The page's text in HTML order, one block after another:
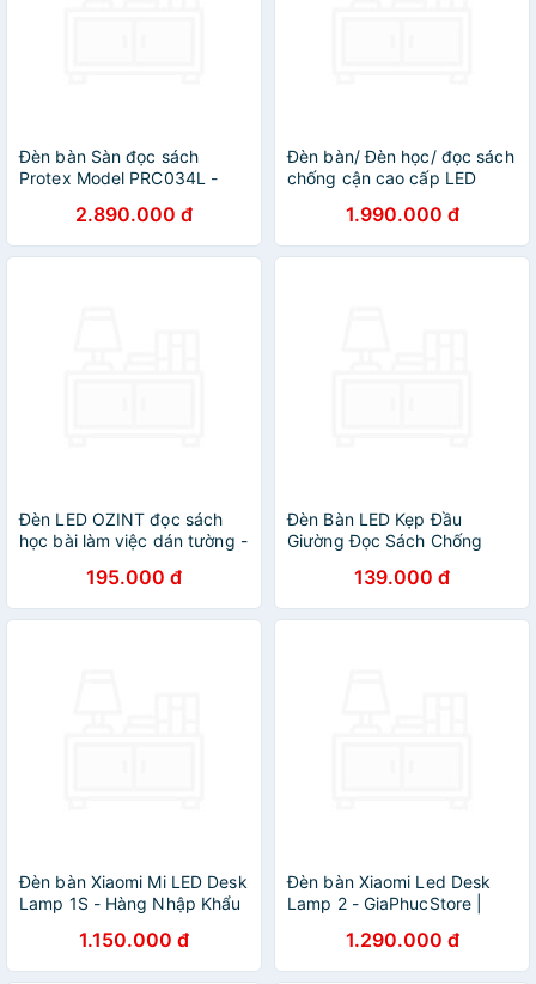
Đèn bàn Sàn đọc sách
Protex Model PRC034L -
2.890.000 đ
Đèn bàn/ Đèn học/ đọc sách
chống cận cao cấp LED
1.990.000 đ
Đèn LED OZINT đọc sách
học bài làm việc dán tường -
195.000 đ
Đèn Bàn LED Kẹp Đầu
Giường Đọc Sách Chống
Được Độ Sáng139.000 đ
Đèn bàn Xiaomi Mi LED Desk
Lamp 1S - Hàng Nhập Khẩu
1.150.000 đ
Đèn bàn Xiaomi Led Desk
Lamp 2 - GiaPhucStore |
1.290.000 đ